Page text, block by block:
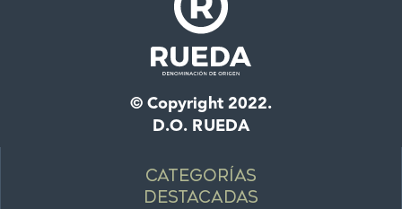
© Copyright 2022.
D.O. RUEDA
Categorías
destacadas